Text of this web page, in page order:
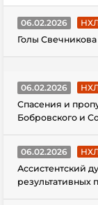
06.02.2026
Голы
06.02.2026
Спасения и
Бобровского и
06.02.2026
Ассистентский
результативных